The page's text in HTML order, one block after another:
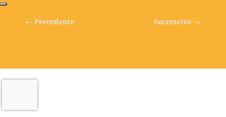
← Precedente Successivo →